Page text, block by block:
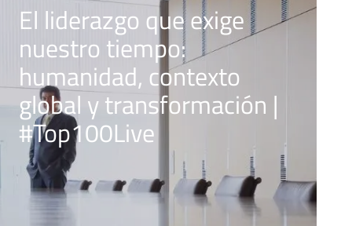
El liderazgo que exige
nuestro tiempo:
humanidad, contexto
global y transformación |
#Top100Live